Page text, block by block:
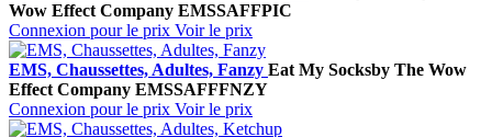
Wow Effect Company EMSSAFFPIC
Connexion pour le prix Voir le prix
EMS, Chaussettes, Adultes, Fanzy Eat My Socksby The Wow
Effect Company EMSSAFFFNZY
Connexion pour le prix Voir le prix